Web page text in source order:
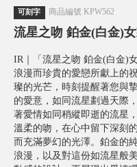
可刻字 商品編號 KPW562
流星之吻 鉑金(白金)
IR｜「流星之吻 鉑金(白金)
浪漫而珍貴的愛戀所獻上的
璨的光芒，時刻提醒著您與
的愛意，如同流星劃過天際
著愛情如同稍縱即逝的流星
溫柔的吻，在心中留下深刻
而充滿夢幻的光澤。鉑金的
浪漫，以及對這份如流星般